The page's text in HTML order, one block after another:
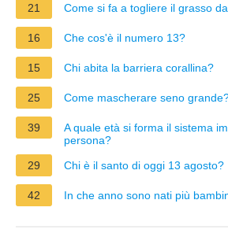
21 Come si fa a togliere il grasso
16 Che cos'è il numero 13?
15 Chi abita la barriera corallina?
25 Come mascherare seno
39
A quale età si forma il sistema
persona?
29
Chi è il santo di oggi 13 agosto?
42 In che anno sono nati più